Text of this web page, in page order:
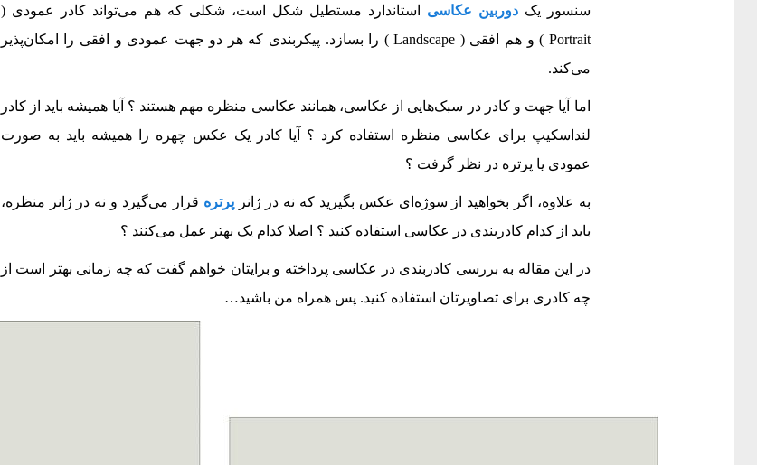
سنسور یکدوربین عکاسی استاندارد مستطیل شکل است، شکلی که هم می‌تواند کادر عمودی (
Portrait ) و هم افقی ( Landscape ) را بسازد. پیکربندی که هر دو جهت عمودی و افقی را امکان‌پذیر
می‌کند.
اما آیا جهت و کادر در سبک‌هایی از عکاسی، همانند عکاسی منظره مهم هستند ؟ آیا همیشه باید از کادر
لنداسکیپ برای عکاسی منظره استفاده کرد ؟ آیا کادر یک عکس چهره را همیشه باید به صورت
عمودی یا پرتره در نظر گرفت ؟
به علاوه، اگر بخواهید از سوژه‌ای عکس بگیرید که نه در ژانرپرتره قرار می‌گیرد و نه در ژانر منظره،
باید از کدام کادربندی در عکاسی استفاده کنید ؟ اصلا کدام یک بهتر عمل می‌کنند ؟
در این مقاله به بررسی کادربندی در عکاسی پرداخته و برایتان خواهم گفت که چه زمانی بهتر است از
چه کادری برای تصاویرتان استفاده کنید. پس همراه من باشید…